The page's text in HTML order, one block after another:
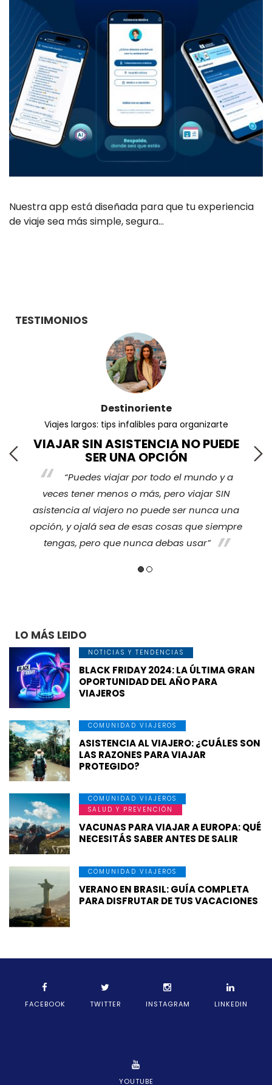
Nuestra app está diseñada para que tu experiencia
de viaje sea más simple, segura…
TESTIMONIOS
Destinoriente
Viajes largos: tips infalibles para organizarte
VIAJAR SIN ASISTENCIA NO PUEDE
SER UNA OPCIÓN
“Puedes viajar por todo el mundo y a
veces tener menos o más, pero viajar SIN
asistencia al viajero no puede ser nunca una
opción, y ojalá sea de esas cosas que siempre
tengas, pero que nunca debas usar”
LO MÁS LEIDO
NOTICIAS Y TENDENCIAS
BLACK FRIDAY 2024: LA ÚLTIMA GRAN
OPORTUNIDAD DEL AÑO PARA
VIAJEROS
COMUNIDAD VIAJEROS
ASISTENCIA AL VIAJERO: ¿CUÁLES SON
LAS RAZONES PARA VIAJAR
PROTEGIDO?
COMUNIDAD VIAJEROS
SALUD Y PREVENCIÓN
VACUNAS PARA VIAJAR A EUROPA: QUÉ
NECESITÁS SABER ANTES DE SALIR
COMUNIDAD VIAJEROS
VERANO EN BRASIL: GUÍA COMPLETA
PARA DISFRUTAR DE TUS VACACIONES
FACEBOOK TWITTER INSTAGRAM LINKEDIN
YOUTUBE